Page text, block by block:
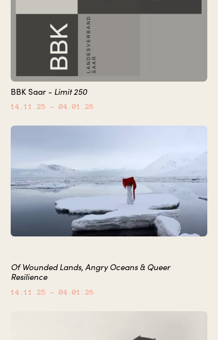
BBK Saar - Limit 250
14.11.25 – 04.01.26
Of Wounded Lands, Angry Oceans & Queer
Resilience
14.11.25 – 04.01.26